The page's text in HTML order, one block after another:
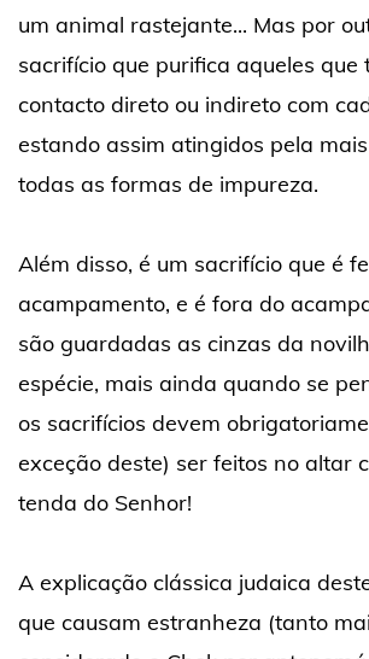
um animal rastejante... Mas por
sacrifício que purifica aqueles que
contacto direto ou indireto com
estando assim atingidos pela
todas as formas de impureza.
Além disso, é um sacrifício que é
acampamento, e é fora do
são guardadas as cinzas da
espécie, mais ainda quando se
os sacrifícios devem
exceção deste) ser feitos no altar
tenda do Senhor!
A explicação clássica judaica
que causam estranheza (tanto